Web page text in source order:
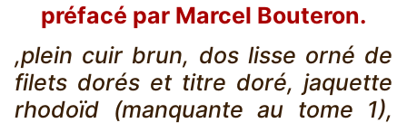
préfacé par Marcel Bouteron.
,plein cuir brun, dos lisse orné de
filets dorés et titre doré, jaquette
rhodoïd (manquante au tome 1),